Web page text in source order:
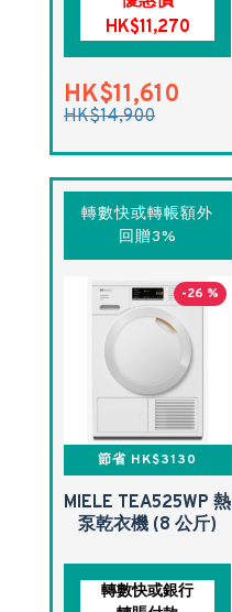
HK$11,270
HK$11,610
HK$14,900
轉數快或轉帳額外
回贈3%
-26 %
節省 HK$3130
MIELE TEA525WP 熱
泵乾衣機 (8 公斤)
轉數快或銀行